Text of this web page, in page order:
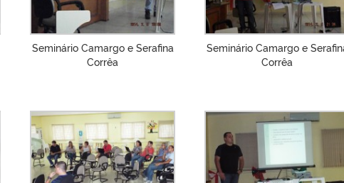
Seminário Camargo e Serafina
Corrêa
Seminário Camargo e
Corrêa